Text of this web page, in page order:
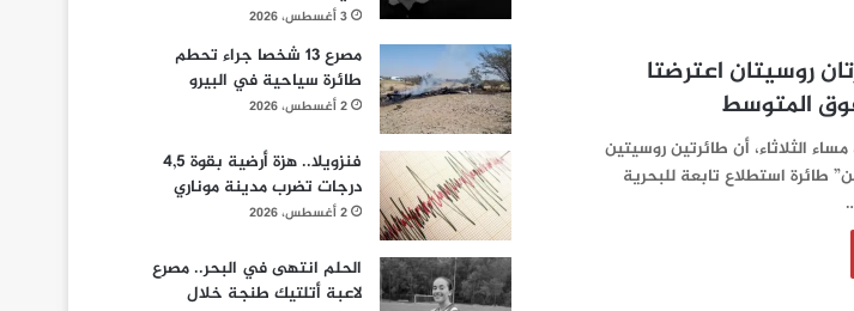
روسيتان اعترضتا
المتوسط
الثلاثاء، أن طائرتين روسيتين
طائرة استطلاع تابعة للبحرية
3 أغسطس، 2026
مصرع 13 شخصا جراء تحطم
طائرة سياحية في البيرو
2 أغسطس، 2026
فنزويلا.. هزة أرضية بقوة 4,5
درجات تضرب مدينة موناري
2 أغسطس، 2026
الحلم انتهى في البحر.. مصرع
لاعبة أتلتيك طنجة خلال